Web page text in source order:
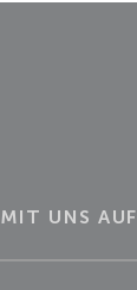
UNS AUF